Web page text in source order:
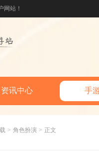
网站！
资讯中心 手
> 角色扮演 > 正文